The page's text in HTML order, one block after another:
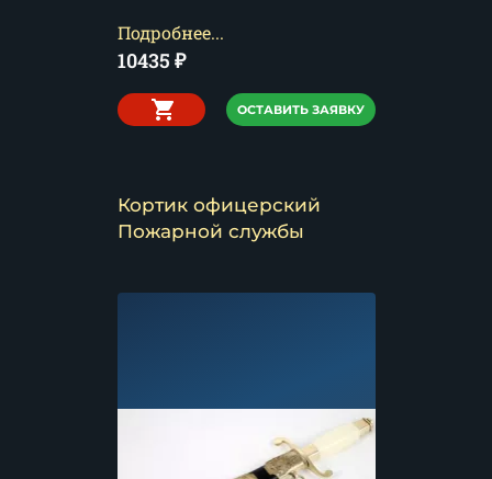
Подробнее...
10435 ₽
ОСТАВИТЬ ЗАЯВКУ
Кортик офицерский
Пожарной службы